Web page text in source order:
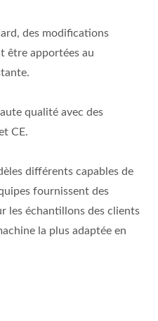
des modifications
être apportées au
qualité avec des
CE.
différents capables de
fournissent des
les échantillons des clients
la plus adaptée en